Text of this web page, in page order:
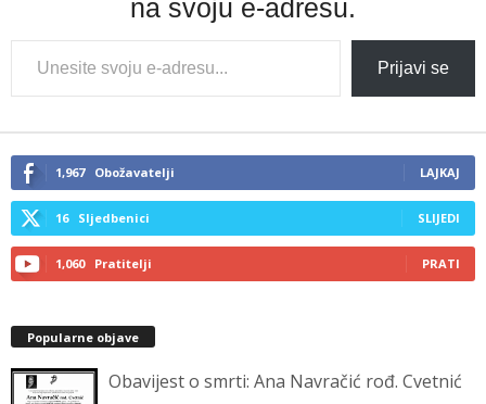
na svoju e-adresu.
Type
your
email…
Prijavi se
1,967 Obožavatelji LAJKAJ
16 Sljedbenici SLIJEDI
1,060 Pratitelji PRATI
Popularne objave
Obavijest o smrti: Ana Navračić rođ. Cvetnić